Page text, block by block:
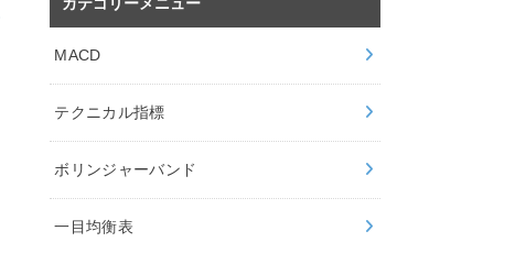
カテゴリーメニュー
MACD
テクニカル指標
ボリンジャーバンド
一目均衡表